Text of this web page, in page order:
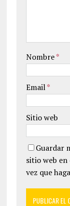
Nombre*
Email*
Sitio web
Guardar
sitio web
vez que